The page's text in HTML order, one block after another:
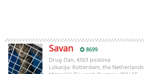
Savan 8699
Drug član, 4503 postova
Lokacija: Rotterdam, the Netherlands